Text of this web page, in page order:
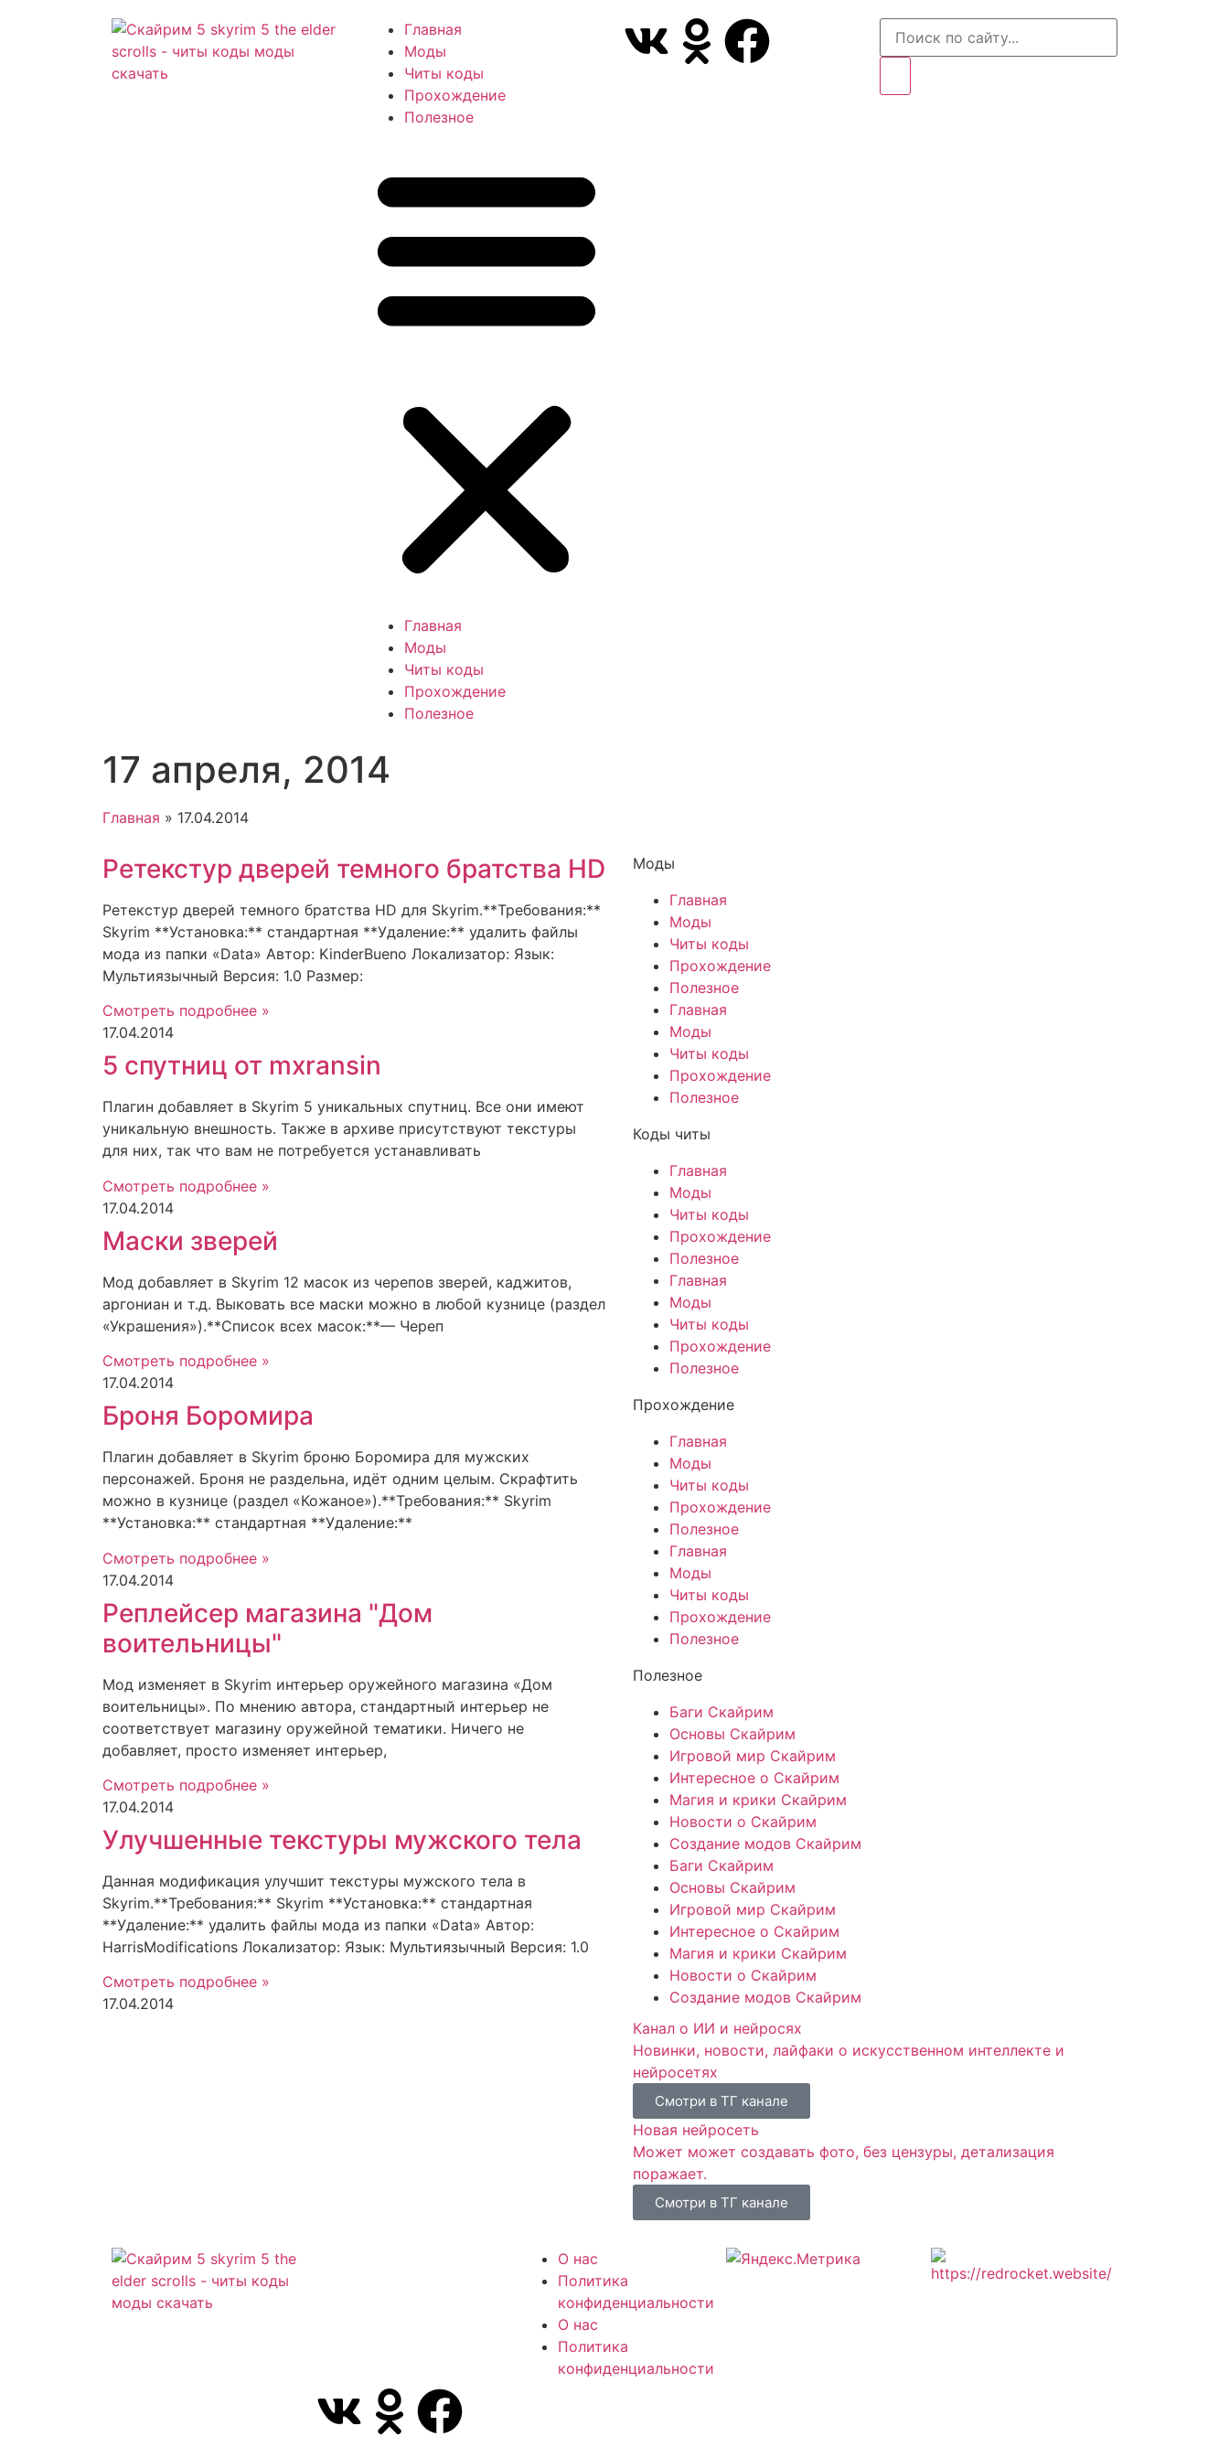
Главная
Моды
Читы коды
Прохождение
Полезное
Главная
Моды
Читы коды
Прохождение
Полезное
17 апреля, 2014
Главная » 17.04.2014
Ретекстур дверей темного братства HD
Ретекстур дверей темного братства HD для Skyrim.**Требования:**
Skyrim **Установка:** стандартная **Удаление:** удалить файлы
мода из папки «Data» Автор: KinderBueno Локализатор: Язык:
Мультиязычный Версия: 1.0 Размер:
Смотреть подробнее »
17.04.2014
5 спутниц от mxransin
Плагин добавляет в Skyrim 5 уникальных спутниц. Все они имеют
уникальную внешность. Также в архиве присутствуют текстуры
для них, так что вам не потребуется устанавливать
Смотреть подробнее »
17.04.2014
Маски зверей
Мод добавляет в Skyrim 12 масок из черепов зверей, каджитов,
аргониан и т.д. Выковать все маски можно в любой кузнице (раздел
«Украшения»).**Список всех масок:**— Череп
Смотреть подробнее »
17.04.2014
Броня Боромира
Плагин добавляет в Skyrim броню Боромира для мужских
персонажей. Броня не раздельна, идёт одним целым. Скрафтить
можно в кузнице (раздел «Кожаное»).**Требования:** Skyrim
**Установка:** стандартная **Удаление:**
Смотреть подробнее »
17.04.2014
Реплейсер магазина "Дом
воительницы"
Мод изменяет в Skyrim интерьер оружейного магазина «Дом
воительницы». По мнению автора, стандартный интерьер не
соответствует магазину оружейной тематики. Ничего не
добавляет, просто изменяет интерьер,
Смотреть подробнее »
17.04.2014
Улучшенные текстуры мужского тела
Данная модификация улучшит текстуры мужского тела в
Skyrim.**Требования:** Skyrim **Установка:** стандартная
**Удаление:** удалить файлы мода из папки «Data» Автор:
HarrisModifications Локализатор: Язык: Мультиязычный Версия: 1.0
Смотреть подробнее »
17.04.2014
Моды
Главная
Моды
Читы коды
Прохождение
Полезное
Главная
Моды
Читы коды
Прохождение
Полезное
Коды читы
Главная
Моды
Читы коды
Прохождение
Полезное
Главная
Моды
Читы коды
Прохождение
Полезное
Прохождение
Главная
Моды
Читы коды
Прохождение
Полезное
Главная
Моды
Читы коды
Прохождение
Полезное
Полезное
Баги Скайрим
Основы Скайрим
Игровой мир Скайрим
Интересное о Скайрим
Магия и крики Скайрим
Новости о Скайрим
Создание модов Скайрим
Баги Скайрим
Основы Скайрим
Игровой мир Скайрим
Интересное о Скайрим
Магия и крики Скайрим
Новости о Скайрим
Создание модов Скайрим
Канал о ИИ и нейросях
Новинки, новости, лайфаки о искусственном интеллекте и
нейросетях
Смотри в ТГ канале
Новая нейросеть
Может может создавать фото, без цензуры, детализация
поражает.
Смотри в ТГ канале
О нас
Политика
конфиденциальности
О нас
Политика
конфиденциальности